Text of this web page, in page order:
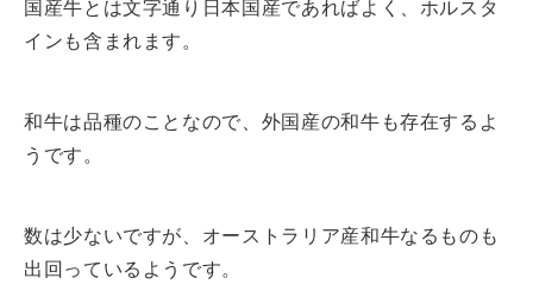
国産牛とは文字通り日本国産であればよく、ホルスタ
インも含まれます。
和牛は品種のことなので、外国産の和牛も存在するよ
うです。
数は少ないですが、オーストラリア産和牛なるものも
出回っているようです。